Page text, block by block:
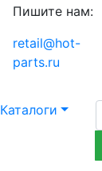
Пишите нам:
retail@hot-
parts.ru
Каталоги